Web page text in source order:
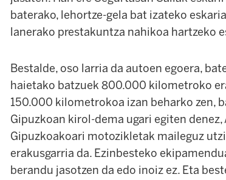
baterako, lehortze-gela bat izateko
lanerako prestakuntza nahikoa hartzeko
Bestalde, oso larria da autoen egoera,
haietako batzuek 800.000 kilometroko
150.000 kilometrokoa izan beharko zen,
Gipuzkoan kirol-dema ugari egiten
Gipuzkoakoari motozikletak maileguz
erakusgarria da. Ezinbesteko
berandu jasotzen da edo inoiz ez. Eta